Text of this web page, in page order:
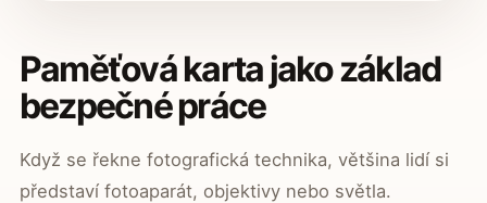
Paměťová karta jako základ
bezpečné práce
Když se řekne fotografická technika, většina lidí si
představí fotoaparát, objektivy nebo světla.